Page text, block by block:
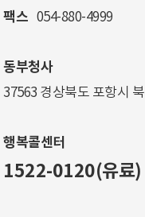
팩스 054-880-4999
동부청사
37563 경상북도 포항시
행복콜센터
1522-0120(유료)